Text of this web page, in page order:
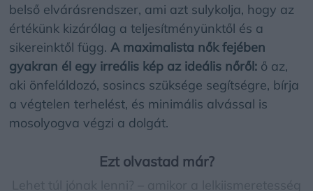
belső elvárásrendszer, ami azt sulykolja, hogy az
értékünk kizárólag a teljesítményünktől és a
sikereinktől függ.A maximalista nők fejében
gyakran él egy irreális kép az ideális nőről: ő az,
aki önfeláldozó, sosincs szüksége segítségre, bírja
a végtelen terhelést, és minimális alvással is
mosolyogva végzi a dolgát.
Ezt olvastad már?